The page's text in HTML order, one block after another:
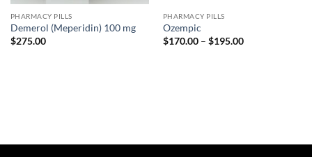
PHARMACY PILLS
Demerol (Meperidin) 100 mg
$275.00
PHARMACY PILLS
Ozempic
$170.00 – $195.00Price